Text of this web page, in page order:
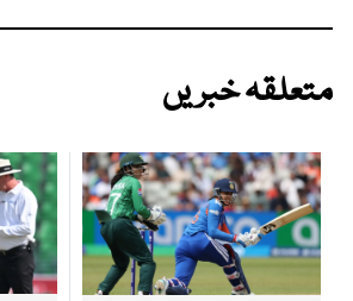
متعلقہ خبریں